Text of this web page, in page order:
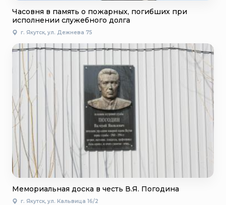
Часовня в память о пожарных, погибших при
исполнении служебного долга
г. Якутск, ул. Дежнева 75
Мемориальная доска в честь В.Я. Погодина
г. Якутск, ул. Кальвица 16/2